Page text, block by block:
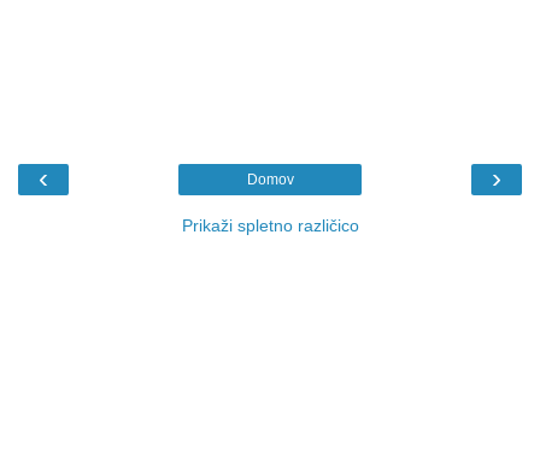
‹ ›
Domov
Prikaži spletno različico